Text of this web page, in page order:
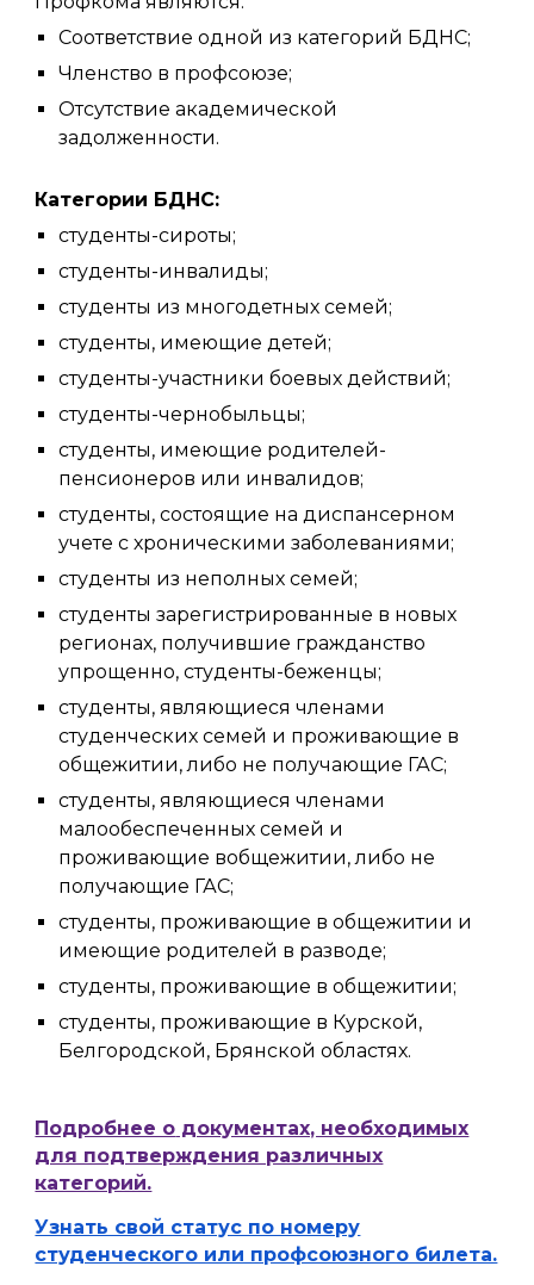
Соответствие одной из категорий БДНС;
Членство в профсоюзе;
Отсутствие академической
задолженности.
Категории БДНС:
студенты-сироты;
студенты-инвалиды;
студенты из многодетных семей;
студенты, имеющие детей;
студенты-участники боевых действий;
студенты-чернобыльцы;
студенты, имеющие родителей-
пенсионеров или инвалидов;
студенты, состоящие на диспансерном
учете с хроническими заболеваниями;
студенты из неполных семей;
студенты зарегистрированные в новых
регионах, получившие гражданство
упрощенно, студенты-беженцы;
студенты, являющиеся членами
студенческих семей и проживающие в
общежитии, либо не получающие ГАС;
студенты, являющиеся членами
малообеспеченных семей и
проживающие вобщежитии, либо не
получающие ГАС;
студенты, проживающие в общежитии и
имеющие родителей в разводе;
студенты, проживающие в общежитии;
студенты, проживающие в Курской,
Белгородской, Брянской областях.
Подробнее о документах, необходимых
для подтверждения различных
категорий.
Узнать свой статус по номеру
студенческого или профсоюзного билета.